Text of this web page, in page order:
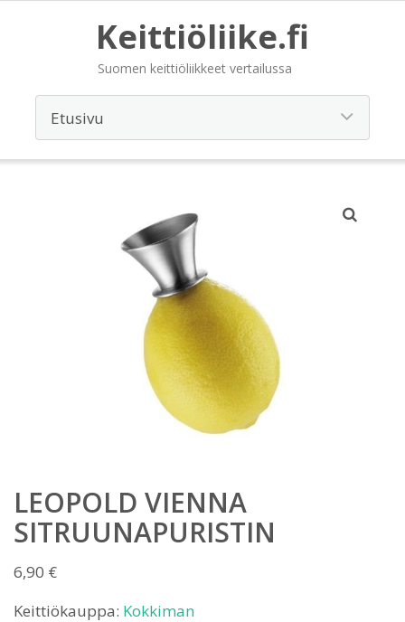
Keittiöliike.fi
Suomen keittiöliikkeet vertailussa
LEOPOLD VIENNA
SITRUUNAPURISTIN
6,90 €
Keittiökauppa: Kokkiman